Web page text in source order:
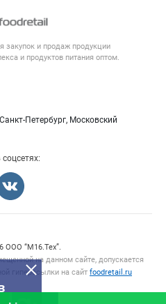
закупок и продаж продукции
и продуктов питания оптом.
Петербург, Московский
оферта
информация
персональных данных
рынка
соки, вода
Услуги
для пищепрома
о компаниях
ООО “М16.Тех”.
на данном сайте, допускается
гиперссылки на сайт foodretail.ru